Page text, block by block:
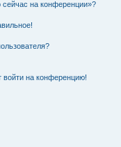
сейчас на конференции»?
войти на конференцию!